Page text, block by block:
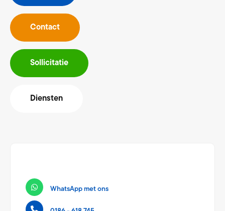
Contact
Sollicitatie
Diensten
WhatsApp met ons